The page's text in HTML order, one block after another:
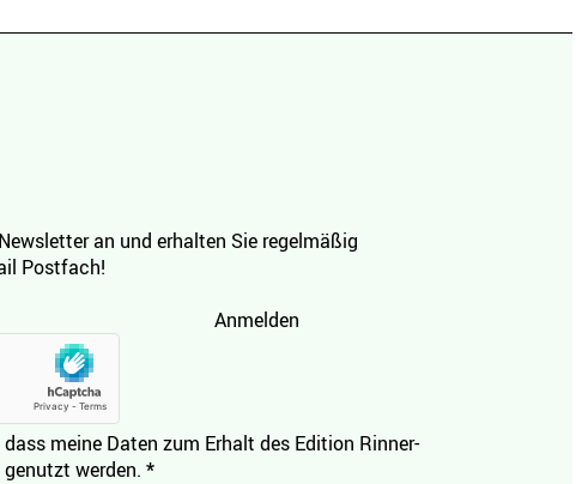
an und erhalten Sie regelmäßig
Postfach!
Anmelden
meine Daten zum Erhalt des Edition Rinner-
werden. *